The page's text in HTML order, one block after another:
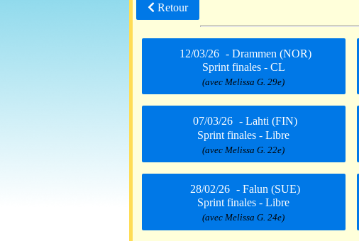
Retour
12/03/26 - Drammen (NOR)
Sprint finales - CL
(avec Melissa G. 29e)
07/03/26 - Lahti (FIN)
Sprint finales - Libre
(avec Melissa G. 22e)
28/02/26 - Falun (SUE)
Sprint finales - Libre
(avec Melissa G. 24e)